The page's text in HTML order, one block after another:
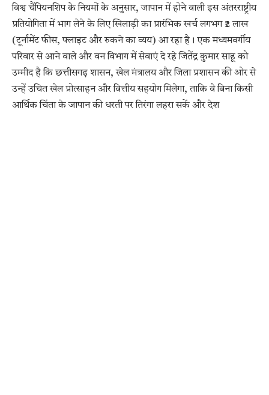
विश्व चैंपियनशिप के नियमों के अनुसार, जापान में होने वाली इस अंतरराष्ट्रीय
प्रतियोगिता में भाग लेने के लिए खिलाड़ी का प्रारंभिक खर्च लगभग ₹2 लाख
(टूर्नामेंट फीस, फ्लाइट और रुकने का व्यय) आ रहा है। एक मध्यमवर्गीय
परिवार से आने वाले और वन विभाग में सेवाएं दे रहे जितेंद्र कुमार साहू को
उम्मीद है कि छत्तीसगढ़ शासन, खेल मंत्रालय और जिला प्रशासन की ओर से
उन्हें उचित खेल प्रोत्साहन और वित्तीय सहयोग मिलेगा, ताकि वे बिना किसी
आर्थिक चिंता के जापान की धरती पर तिरंगा लहरा सकें और देश